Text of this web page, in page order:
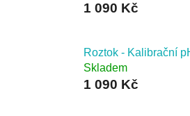
1 090 Kč
Roztok - Kalibrační
Skladem
1 090 Kč